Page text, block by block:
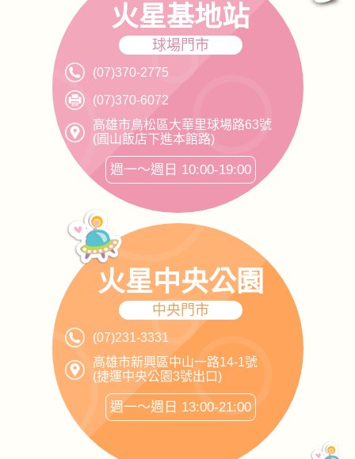
火星基地站
球場門市
(07)370-2775
(07)370-6072
高雄市鳥松區大華里球場路63號
(圓山飯店下進本館路)
週一～週日 10:00-19:00
火星中央公園
中央門市
(07)231-3331
高雄市新興區中山一路14-1號
(捷運中央公園3號出口)
週一～週日 13:00-21:00